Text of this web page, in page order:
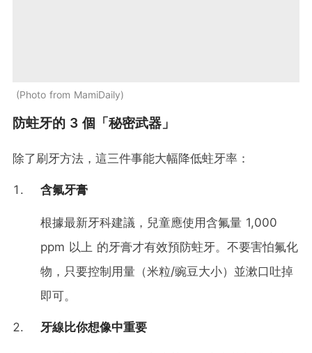
Photo from MamiDaily
防蛀牙的 3 個「秘密武器」
除了刷牙方法，這三件事能大幅降低蛀牙率：
含氟牙膏
根據最新牙科建議，兒童應使用含氟量 1,000
ppm 以上 的牙膏才有效預防蛀牙。不要害怕氟化
物，只要控制用量（米粒/豌豆大小）並漱口吐掉
即可。
牙線比你想像中重要